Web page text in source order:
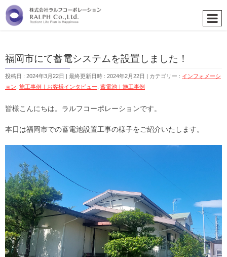
福岡市にて蓄電システムを設置しました！
投稿日 : 2024年3月22日 最終更新日時 : 2024年2月22日 カテゴリー : インフォメーシ
ョン 施工事例｜お客様インタビュー 蓄電池｜施工事例
皆様こんにちは。ラルフコーポレーションです。
本日は福岡市での蓄電池設置工事の様子をご紹介いたします。